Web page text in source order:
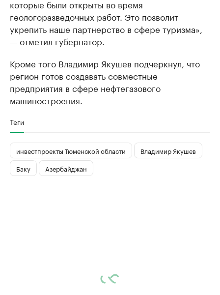
которые были открыты во время
геологоразведочных работ. Это позволит
укрепить наше партнерство в сфере туризма»,
— отметил губернатор.
Кроме того Владимир Якушев подчеркнул, что
регион готов создавать совместные
предприятия в сфере нефтегазового
машиностроения.
Теги
инвестпроекты Тюменской области
Владимир Якушев
Баку
Азербайджан